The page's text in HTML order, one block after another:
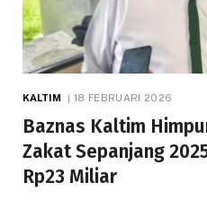
KALTIM 18 FEBRUARI 2026
Baznas Kaltim
Zakat Sepanjang
Rp23 Miliar